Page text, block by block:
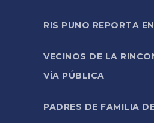
RIS PUNO REPORTA
VECINOS DE LA
VÍA PÚBLICA
PADRES DE FAMILIA